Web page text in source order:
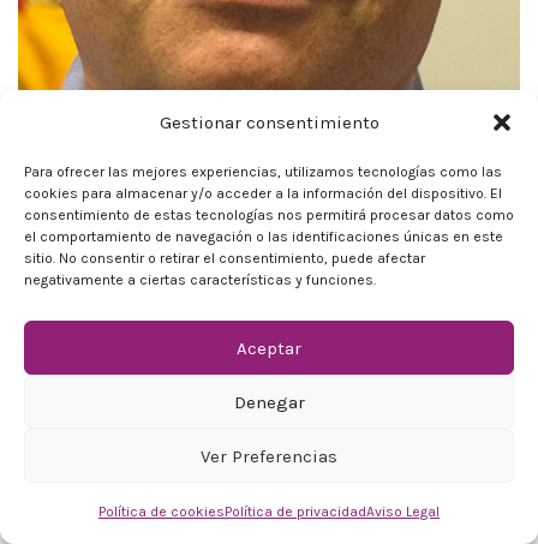
Gestionar consentimiento
Para ofrecer las mejores experiencias, utilizamos tecnologías como las
cookies para almacenar y/o acceder a la información del dispositivo. El
consentimiento de estas tecnologías nos permitirá procesar datos como
el comportamiento de navegación o las identificaciones únicas en este
sitio. No consentir o retirar el consentimiento, puede afectar
negativamente a ciertas características y funciones.
Aceptar
Denegar
Ver Preferencias
Política de cookiesPolítica de privacidadAviso Legal
Director general de Tecnologías de la Información y las
Comunicaciones (DGTIC), Generalitat Valenciana